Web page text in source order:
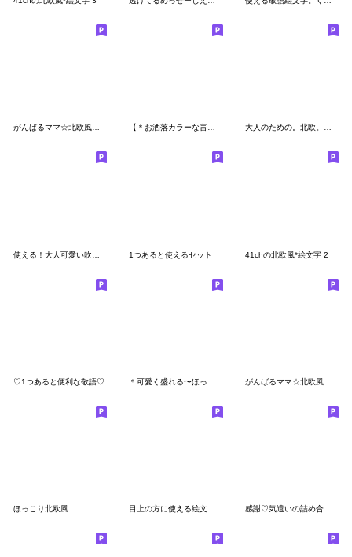
がんばるママ☆北欧風絵文字miniスタンプ2 【＊お洒落カラーな言葉＆挨拶絵文字＊】 大人のための。北欧。文字。
1つあると使えるセット 41chの北欧風*絵文字 2
♡1つあると便利な敬語♡
ほっこり北欧風 目上の方に使える絵文字♡敬語 感謝♡気遣いの詰め合わせ♡♡